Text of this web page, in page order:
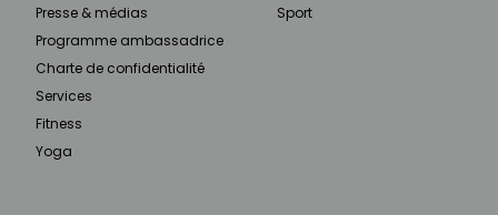
Presse & médias
Programme ambassadrice
Charte de confidentialité
Services
Fitness
Yoga
Sport